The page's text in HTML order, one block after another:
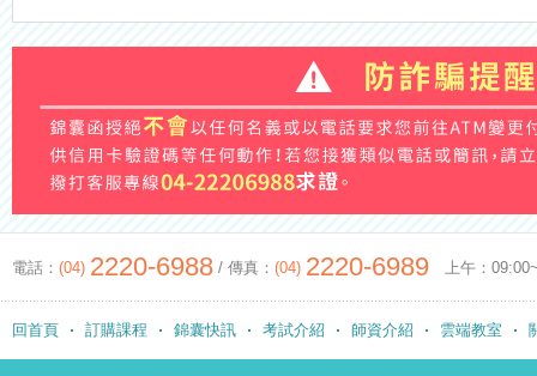
電話： (04) 2220-6988 / 傳真： (04) 2220-6989 上午：
回首頁 訂購課程 錦囊快訊 考試介紹 師資介紹 雲端教室